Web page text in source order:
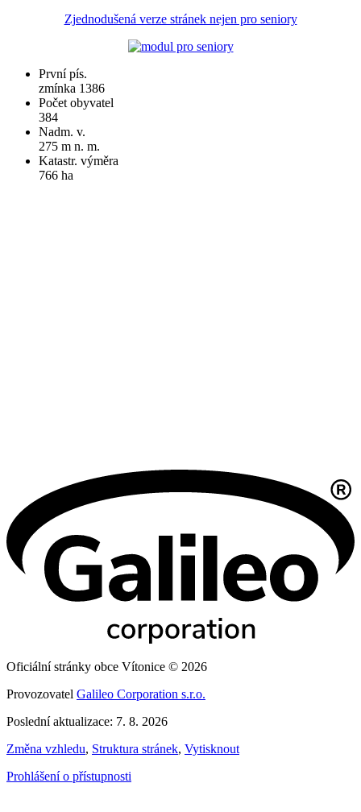
Zjednodušená verze stránek nejen pro seniory
První pís.
zmínka 1386
Počet obyvatel
384
Nadm. v.
275 m n. m.
Katastr. výměra
766 ha
Oficiální stránky obce Vítonice © 2026
Provozovatel Galileo Corporation s.r.o.
Poslední aktualizace: 7. 8. 2026
Změna vzhledu, Struktura stránek, Vytisknout
Prohlášení o přístupnosti